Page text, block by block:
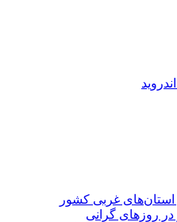
غربی کشور
در روزهای گرانی